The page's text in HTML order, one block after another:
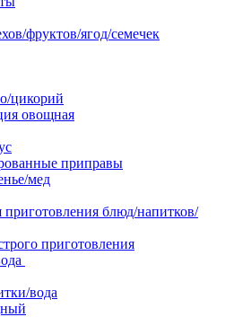
фруктов/ягод/семечек
цикорий
овощная
приправы
мед
приготовления блюд/напитков/
приготовления
вода